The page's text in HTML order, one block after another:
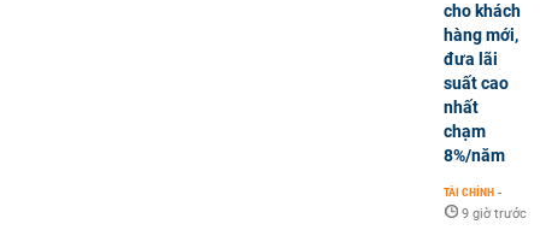
cho khách
hàng mới,
đưa lãi
suất cao
nhất
chạm
8%/năm
TÀI CHÍNH -
9 giờ trước